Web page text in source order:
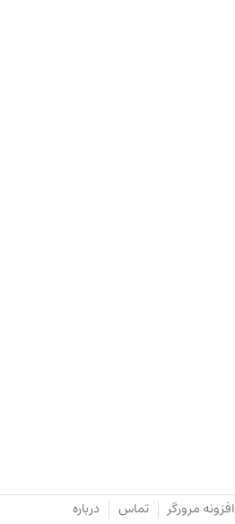
افزونه مرورگر تماس درباره